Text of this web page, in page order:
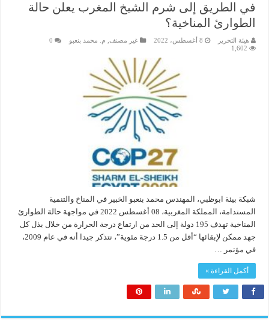
في الطريق إلى شرم الشيخ المغرب يعلن حالة
الطوارئ المناخية؟
هيئة التحرير 8 أغسطس، 2022 غير مصنف, م. محمد بنعبو
0
1,602
شبكة بيئة ابوظبي، المهندس محمد بنعبو الخبير في المناخ والتنمية
المستدامة، المملكة المغربية، 08 أغسطس 2022 في مواجهة حالة الطوارئ
المناخية تهدف 195 دولة إلى الحد من ارتفاع درجة الحرارة من خلال بذل كل
جهد ممكن لإبقائها “أقل من 1.5 درجة مئوية”، نتذكر جيدا أنه في عام 2009،
في مؤتمر …
أكمل القراءة »